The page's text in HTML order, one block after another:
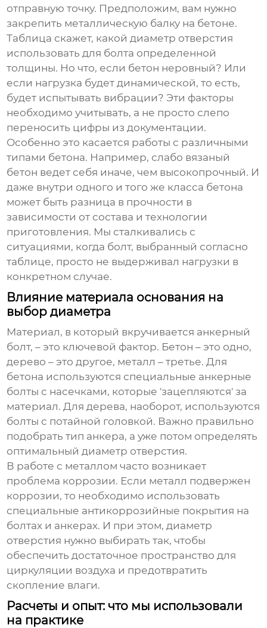
отправную точку. Предположим, вам нужно
закрепить металлическую балку на бетоне.
Таблица скажет, какой диаметр отверстия
использовать для болта определенной
толщины. Но что, если бетон неровный? Или
если нагрузка будет динамической, то есть,
будет испытывать вибрации? Эти факторы
необходимо учитывать, а не просто слепо
переносить цифры из документации.
Особенно это касается работы с различными
типами бетона. Например, слабо вязаный
бетон ведет себя иначе, чем высокопрочный. И
даже внутри одного и того же класса бетона
может быть разница в прочности в
зависимости от состава и технологии
приготовления. Мы сталкивались с
ситуациями, когда болт, выбранный согласно
таблице, просто не выдерживал нагрузки в
конкретном случае.
Влияние материала основания на
выбор диаметра
Материал, в который вкручивается анкерный
болт, – это ключевой фактор. Бетон – это одно,
дерево – это другое, металл – третье. Для
бетона используются специальные анкерные
болты с насечками, которые 'зацепляются' за
материал. Для дерева, наоборот, используются
болты с потайной головкой. Важно правильно
подобрать тип анкера, а уже потом определять
оптимальный диаметр отверстия.
В работе с металлом часто возникает
проблема коррозии. Если металл подвержен
коррозии, то необходимо использовать
специальные антикоррозийные покрытия на
болтах и анкерах. И при этом, диаметр
отверстия нужно выбирать так, чтобы
обеспечить достаточное пространство для
циркуляции воздуха и предотвратить
скопление влаги.
Расчеты и опыт: что мы использовали
на практике